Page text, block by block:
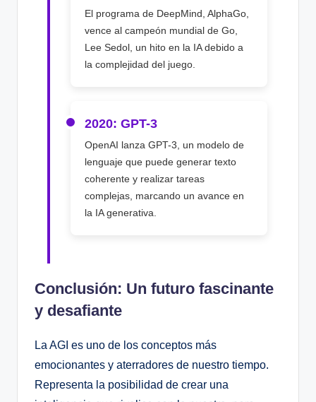
El programa de DeepMind, AlphaGo,
vence al campeón mundial de Go,
Lee Sedol, un hito en la IA debido a
la complejidad del juego.
2020: GPT-3
OpenAI lanza GPT-3, un modelo de
lenguaje que puede generar texto
coherente y realizar tareas
complejas, marcando un avance en
la IA generativa.
Conclusión: Un futuro fascinante
y desafiante
La AGI es uno de los conceptos más
emocionantes y aterradores de nuestro tiempo.
Representa la posibilidad de crear una